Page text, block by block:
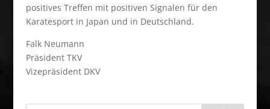
positives Treffen mit positiven Signalen für den
Karatesport in Japan und in Deutschland.
Falk Neumann
Präsident TKV
Vizepräsident DKV